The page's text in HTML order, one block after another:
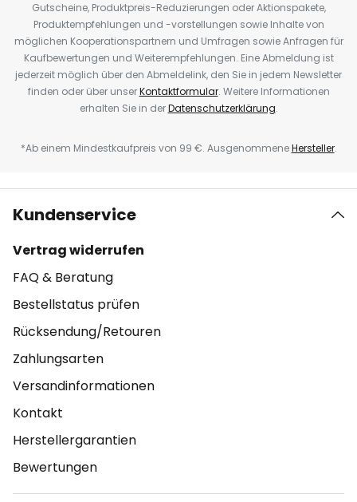
Gutscheine, Produktpreis-Reduzierungen oder Aktionspakete,
Produktempfehlungen und -vorstellungen sowie Inhalte von
möglichen Kooperationspartnern und Umfragen sowie Anfragen für
Kaufbewertungen und Weiterempfehlungen. Eine Abmeldung ist
jederzeit möglich über den Abmeldelink, den Sie in jedem Newsletter
finden oder über unserKontaktformular. Weitere Informationen
erhalten Sie in derDatenschutzerklärung.
*Ab einem Mindestkaufpreis von 99 €. AusgenommeneHersteller.
Kundenservice
Vertrag widerrufen
FAQ & Beratung
Bestellstatus prüfen
Rücksendung/Retouren
Zahlungsarten
Versandinformationen
Kontakt
Herstellergarantien
Bewertungen